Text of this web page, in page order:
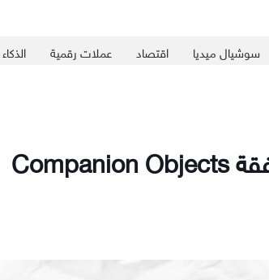
سوشيال ميديا اقتصاد عملات رقمية